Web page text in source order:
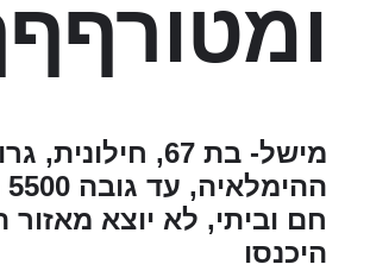
חם וביתי, לא יוצא
היכנסו